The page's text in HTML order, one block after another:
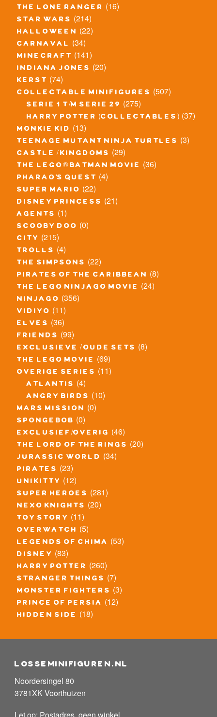
the lone ranger (16)
star wars (214)
halloween (22)
carnaval (34)
minecraft (141)
indiana jones (20)
kerst (74)
collectable minifigures (507)
serie 1 t/m serie 29 (275)
harry potter (collectables) (37)
monkie kid (13)
teenage mutant ninja turtles (3)
castle / kingdoms (29)
the lego® batman movie (36)
pharao's quest (4)
super mario (22)
disney princess (21)
agents (1)
scooby doo (0)
city (215)
trolls (4)
the simpsons (22)
pirates of the caribbean (8)
the lego ninjago movie (24)
ninjago (356)
vidiyo (11)
elves (36)
friends (99)
exclusieve / oude sets (8)
the lego movie (69)
overige series (11)
atlantis (4)
angry birds (10)
mars mission (0)
spongebob (0)
exclusief/overig (46)
the lord of the rings (20)
jurassic world (34)
pirates (23)
unikitty (12)
super heroes (281)
nexo knights (20)
toy story (11)
overwatch (5)
legends of chima (53)
disney (83)
harry potter (260)
stranger things (7)
monster fighters (3)
prince of persia (12)
hidden side (18)
losseminifiguren.nl
Noordersingel 80
3781XK Voorthuizen